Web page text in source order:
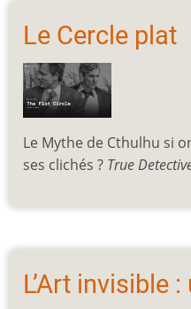
Le Cercle plat
Le Mythe de Cthulhu si
ses clichés ? True
L’Art invisible